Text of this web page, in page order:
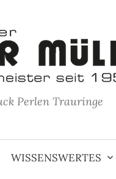
Perlen Trauringe
WISSENSWERTES